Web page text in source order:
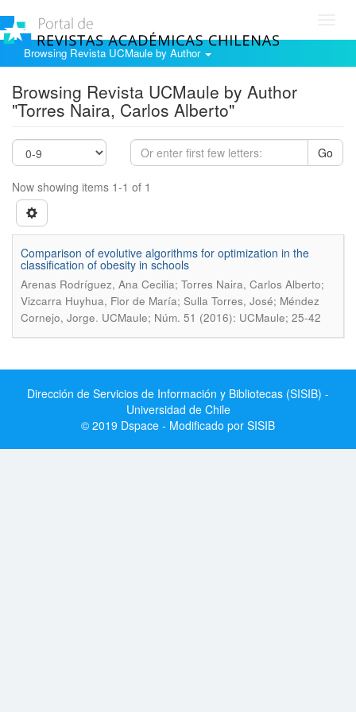
Browsing Revista UCMaule by Author
Browsing Revista UCMaule by Author
"Torres Naira, Carlos Alberto"
Go
Now showing items 1-1 of 1
Comparison of evolutive algorithms for optimization in the
classification of obesity in schools
Arenas Rodríguez, Ana Cecilia; Torres Naira, Carlos Alberto;
Vizcarra Huyhua, Flor de María; Sulla Torres, José; Méndez
Cornejo, Jorge. UCMaule; Núm. 51 (2016): UCMaule; 25-42
Dirección de Servicios de Información y Bibliotecas (SISIB) -
Universidad de Chile
© 2019 Dspace - Modificado por SISIB